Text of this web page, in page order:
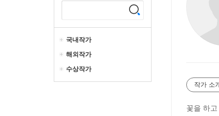
국내작가
해외작가
수상작가
작가 소
꽃을 하